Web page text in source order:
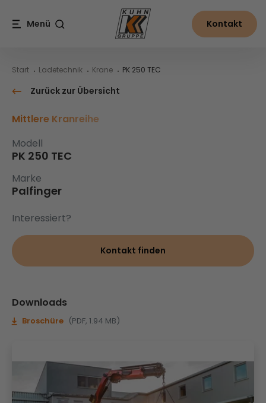
Menü Kontakt
Start Ladetechnik Krane PK 250 TEC
Zurück zur Übersicht
Mittlere Kranreihe
Modell
PK 250 TEC
Marke
Palfinger
Interessiert?
Kontakt finden
Downloads
Broschüre (PDF, 1.94 MB)